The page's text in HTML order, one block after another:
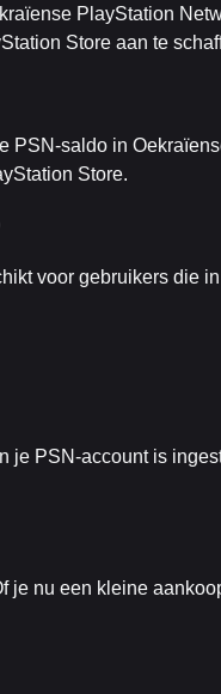
PlayStation
Store aan te
PSN-saldo in
Store.
voor gebruikers die
je PSN-account is
je nu een kleine